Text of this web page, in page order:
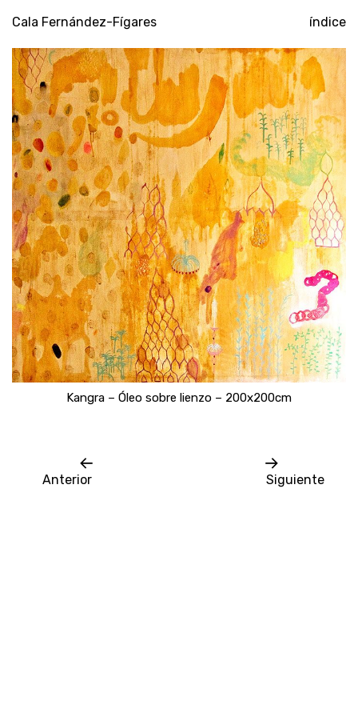
Cala Fernández-Fígares índice
Kangra – Óleo sobre lienzo – 200x200cm
Siguiente
Anterior